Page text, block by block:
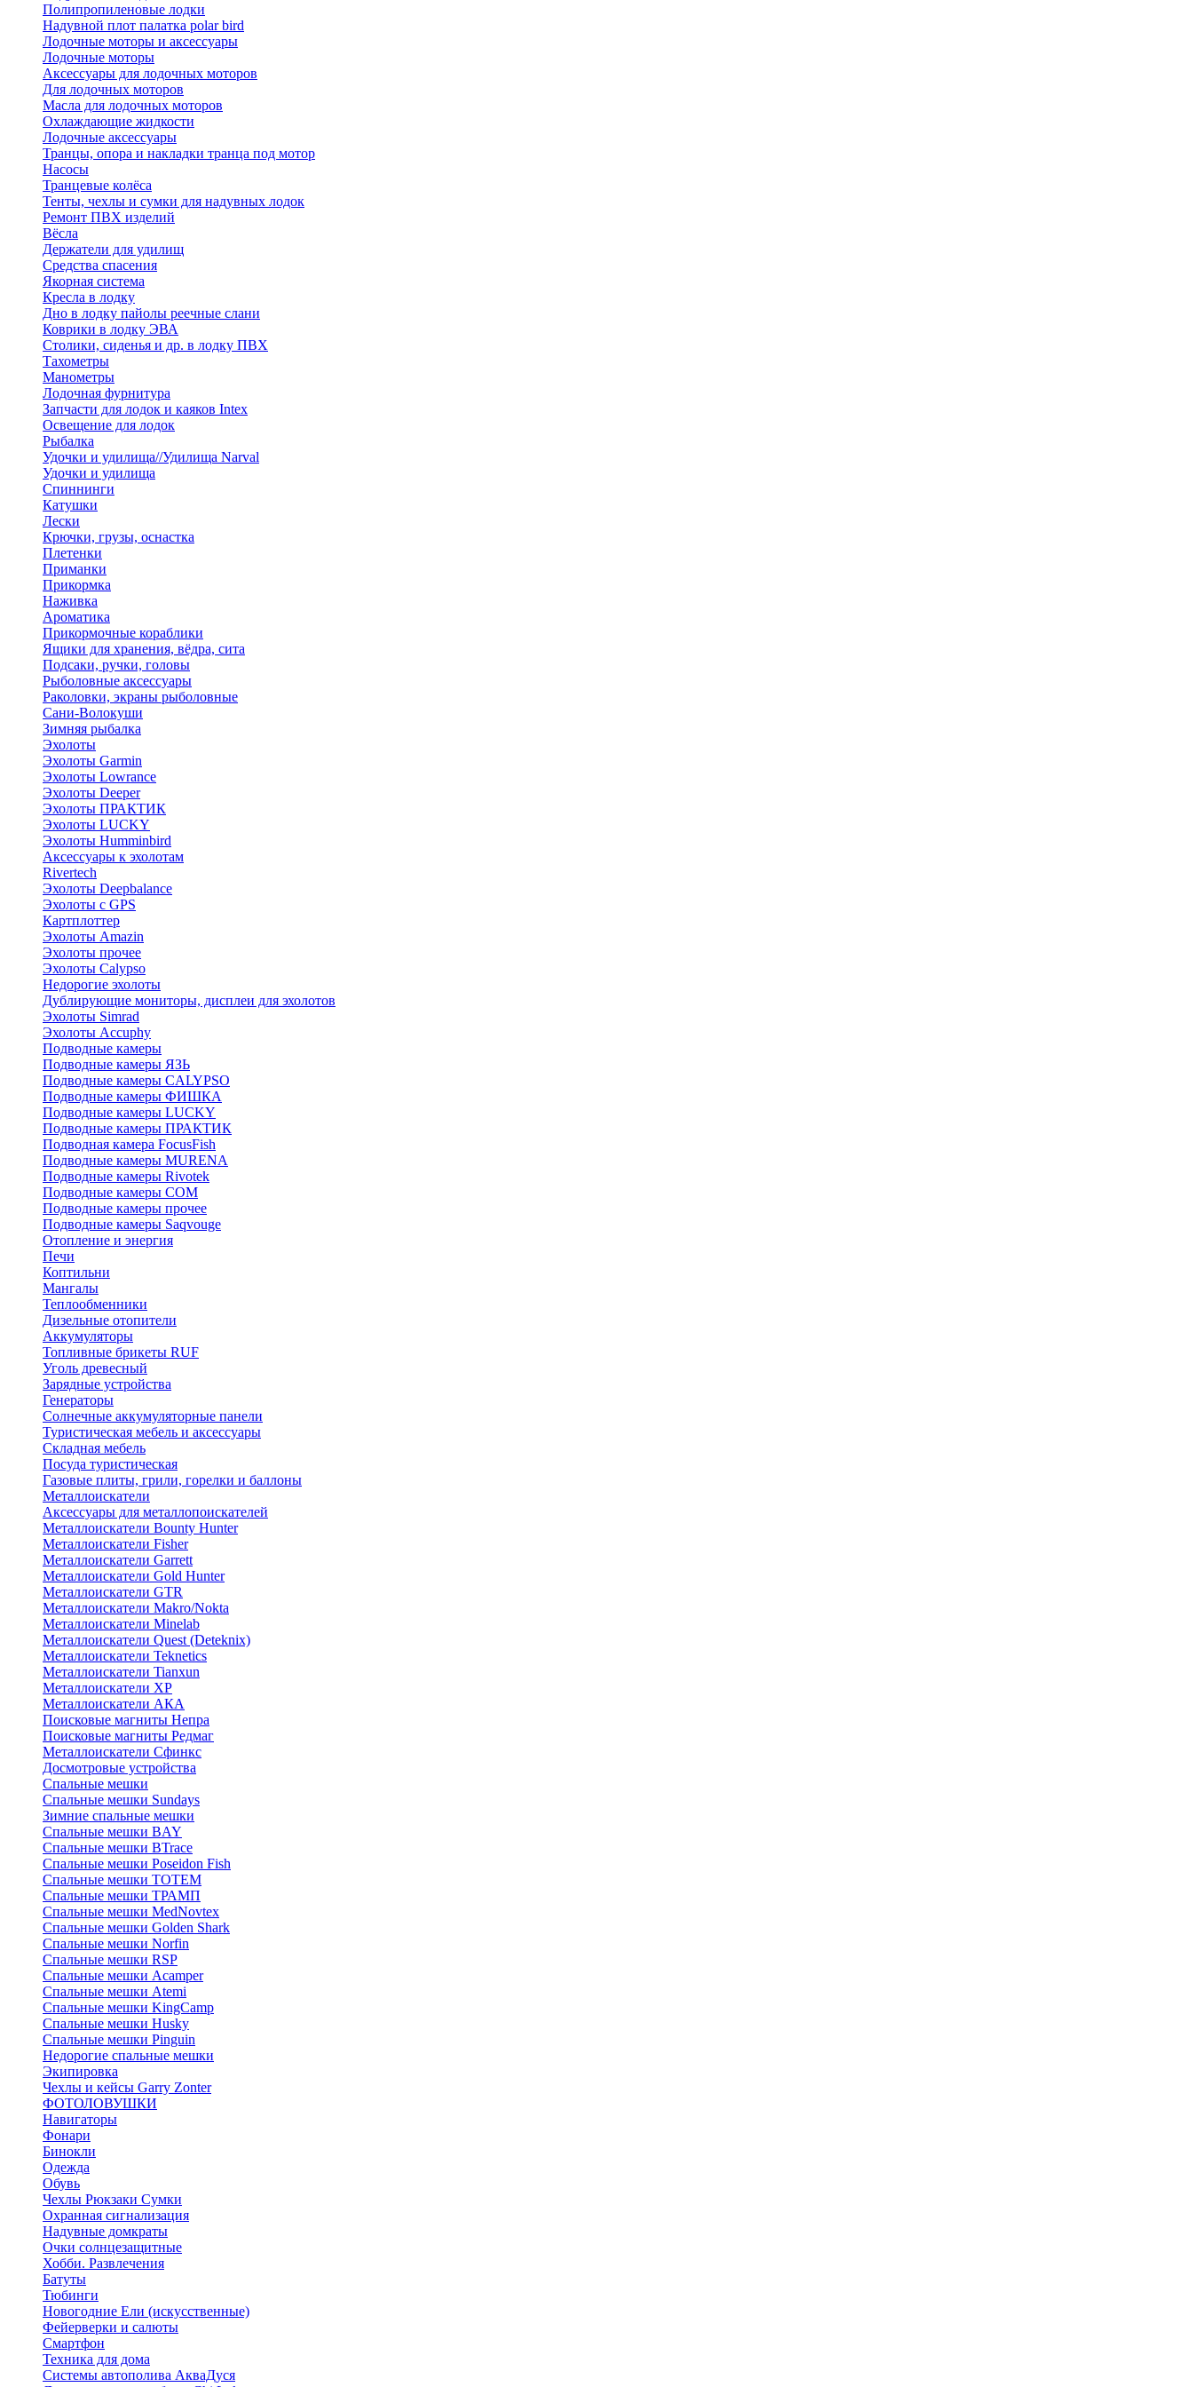
Полипропиленовые лодки
Надувной плот палатка polar bird
Лодочные моторы и аксессуары
Лодочные моторы
Аксессуары для лодочных моторов
Для лодочных моторов
Масла для лодочных моторов
Охлаждающие жидкости
Лодочные аксессуары
Транцы, опора и накладки транца под мотор
Насосы
Транцевые колёса
Тенты, чехлы и сумки для надувных лодок
Ремонт ПВХ изделий
Вёсла
Держатели для удилищ
Средства спасения
Якорная система
Кресла в лодку
Дно в лодку пайолы реечные слани
Коврики в лодку ЭВА
Столики, сиденья и др. в лодку ПВХ
Тахометры
Манометры
Лодочная фурнитура
Запчасти для лодок и каяков Intex
Освещение для лодок
Рыбалка
Удочки и удилища//Удилища Narval
Удочки и удилища
Спиннинги
Катушки
Лески
Крючки, грузы, оснастка
Плетенки
Приманки
Прикормка
Наживка
Ароматика
Прикормочные кораблики
Ящики для хранения, вёдра, сита
Подсаки, ручки, головы
Рыболовные аксессуары
Раколовки, экраны рыболовные
Сани-Волокуши
Зимняя рыбалка
Эхолоты
Эхолоты Garmin
Эхолоты Lowrance
Эхолоты Deeper
Эхолоты ПРАКТИК
Эхолоты LUCKY
Эхолоты Humminbird
Аксессуары к эхолотам
Rivertech
Эхолоты Deepbalance
Эхолоты с GPS
Картплоттер
Эхолоты Amazin
Эхолоты прочее
Эхолоты Calypso
Недорогие эхолоты
Дублирующие мониторы, дисплеи для эхолотов
Эхолоты Simrad
Эхолоты Accuphy
Подводные камеры
Подводные камеры ЯЗЬ
Подводные камеры CALYPSO
Подводные камеры ФИШКА
Подводные камеры LUCKY
Подводные камеры ПРАКТИК
Подводная камера FocusFish
Подводные камеры MURENA
Подводные камеры Rivotek
Подводные камеры СОМ
Подводные камеры прочее
Подводные камеры Saqvouge
Отопление и энергия
Печи
Коптильни
Мангалы
Теплообменники
Дизельные отопители
Аккумуляторы
Топливные брикеты RUF
Уголь древесный
Зарядные устройства
Генераторы
Солнечные аккумуляторные панели
Туристическая мебель и аксессуары
Складная мебель
Посуда туристическая
Газовые плиты, грили, горелки и баллоны
Металлоискатели
Аксессуары для металлопоискателей
Металлоискатели Bounty Hunter
Металлоискатели Fisher
Металлоискатели Garrett
Металлоискатели Gold Hunter
Металлоискатели GTR
Металлоискатели Makro/Nokta
Металлоискатели Minelab
Металлоискатели Quest (Deteknix)
Металлоискатели Teknetics
Металлоискатели Tianxun
Металлоискатели XP
Металлоискатели АКА
Поисковые магниты Непра
Поисковые магниты Редмаг
Металлоискатели Сфинкс
Досмотровые устройства
Спальные мешки
Спальные мешки Sundays
Зимние спальные мешки
Спальные мешки BAY
Спальные мешки BTrace
Спальные мешки Poseidon Fish
Спальные мешки ТОТЕМ
Спальные мешки ТРАМП
Cпальные мешки MedNovtex
Спальные мешки Golden Shark
Спальные мешки Norfin
Спальные мешки RSP
Спальные мешки Acamper
Спальные мешки Atemi
Спальные мешки KingCamp
Спальные мешки Husky
Спальные мешки Pinguin
Недорогие спальные мешки
Экипировка
Чехлы и кейсы Garry Zonter
ФОТОЛОВУШКИ
Навигаторы
Фонари
Бинокли
Одежда
Обувь
Чехлы Рюкзаки Сумки
Охранная сигнализация
Надувные домкраты
Очки солнцезащитные
Хобби. Развлечения
Батуты
Тюбинги
Новогодние Ели (искусственные)
Фейерверки и салюты
Смартфон
Техника для дома
Системы автополива АкваДуся